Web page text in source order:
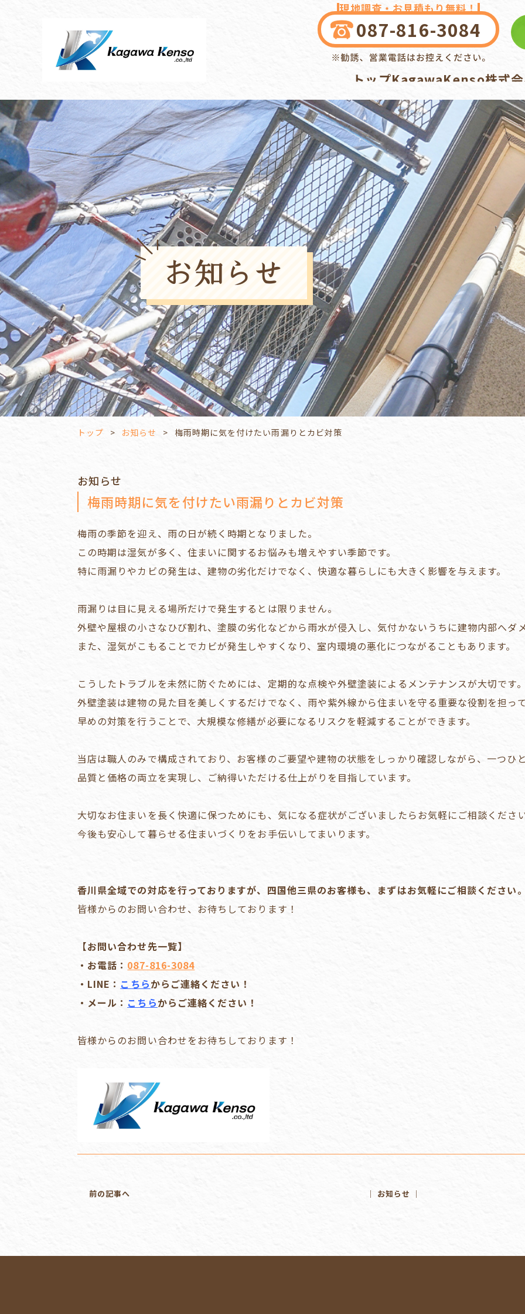
現地調査・お見積もり無料！
087-816-3084
トップKagawaKenso株式
お知らせ
トップ お知らせ 梅雨時期に気を付けたい雨漏りとカビ対策
お知らせ
梅雨時期に気を付けたい雨漏りとカビ対策
梅雨の季節を迎え、雨の日が続く時期となりました。
この時期は湿気が多く、住まいに関するお悩みも増えやすい季節です。
特に雨漏りやカビの発生は、建物の劣化だけでなく、快適な暮らしにも大きく影響を与えます。
雨漏りは目に見える場所だけで発生するとは限りません。
外壁や屋根の小さなひび割れ、塗膜の劣化などから雨水が侵入し、気付かないうちに建物内部へダ
また、湿気がこもることでカビが発生しやすくなり、室内環境の悪化につながることもあります。
こうしたトラブルを未然に防ぐためには、定期的な点検や外壁塗装によるメンテナンスが大切です
外壁塗装は建物の見た目を美しくするだけでなく、雨や紫外線から住まいを守る重要な役割を担っ
早めの対策を行うことで、大規模な修繕が必要になるリスクを軽減することができます。
当店は職人のみで構成されており、お客様のご要望や建物の状態をしっかり確認しながら、一つひ
品質と価格の両立を実現し、ご納得いただける仕上がりを目指しています。
大切なお住まいを長く快適に保つためにも、気になる症状がございましたらお気軽にご相談くださ
今後も安心して暮らせる住まいづくりをお手伝いしてまいります。
香川県全域での対応を行っておりますが、四国他三県のお客様も、まずはお気軽にご相談ください
皆様からのお問い合わせ、お待ちしております！
【お問い合わせ先一覧】
・お電話： 087-816-3084
・LINE： こちらからご連絡ください！
・メール： こちらからご連絡ください！
皆様からのお問い合わせをお待ちしております！
前の記事へ │ お知らせ │